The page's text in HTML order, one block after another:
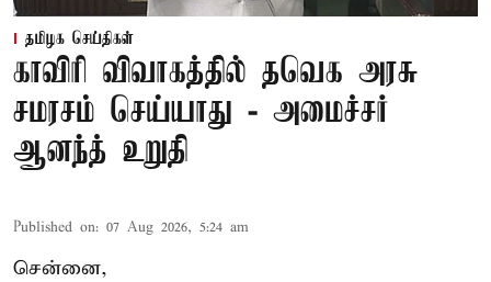
தமிழக செய்திகள்
காவிரி விவாகத்தில் தவெக அரசு
சமரசம் செய்யாது - அமைச்சர்
ஆனந்த் உறுதி
Published on: 07 Aug 2026, 5:24 am
சென்னை,